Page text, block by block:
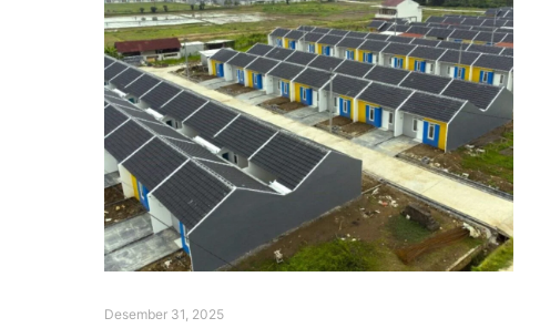
Desember 31, 2025